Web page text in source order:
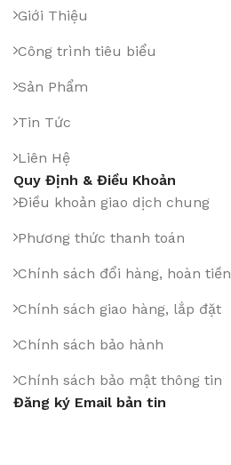
Giới Thiệu
Công trình tiêu biểu
Sản Phẩm
Tin Tức
Liên Hệ
Quy Định & Điều Khoản
Điều khoản giao dịch chung
Phương thức thanh toán
Chính sách đổi hàng, hoàn tiền
Chính sách giao hàng, lắp đặt
Chính sách bảo hành
Chính sách bảo mật thông tin
Đăng ký Email bản tin